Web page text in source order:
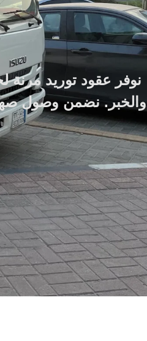
نوفر عقود توريد مرنة
والخبر. نضمن وصول